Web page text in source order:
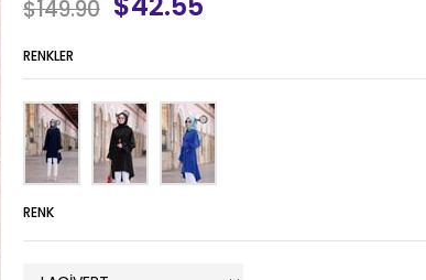
$149.90
RENKLER
RENK